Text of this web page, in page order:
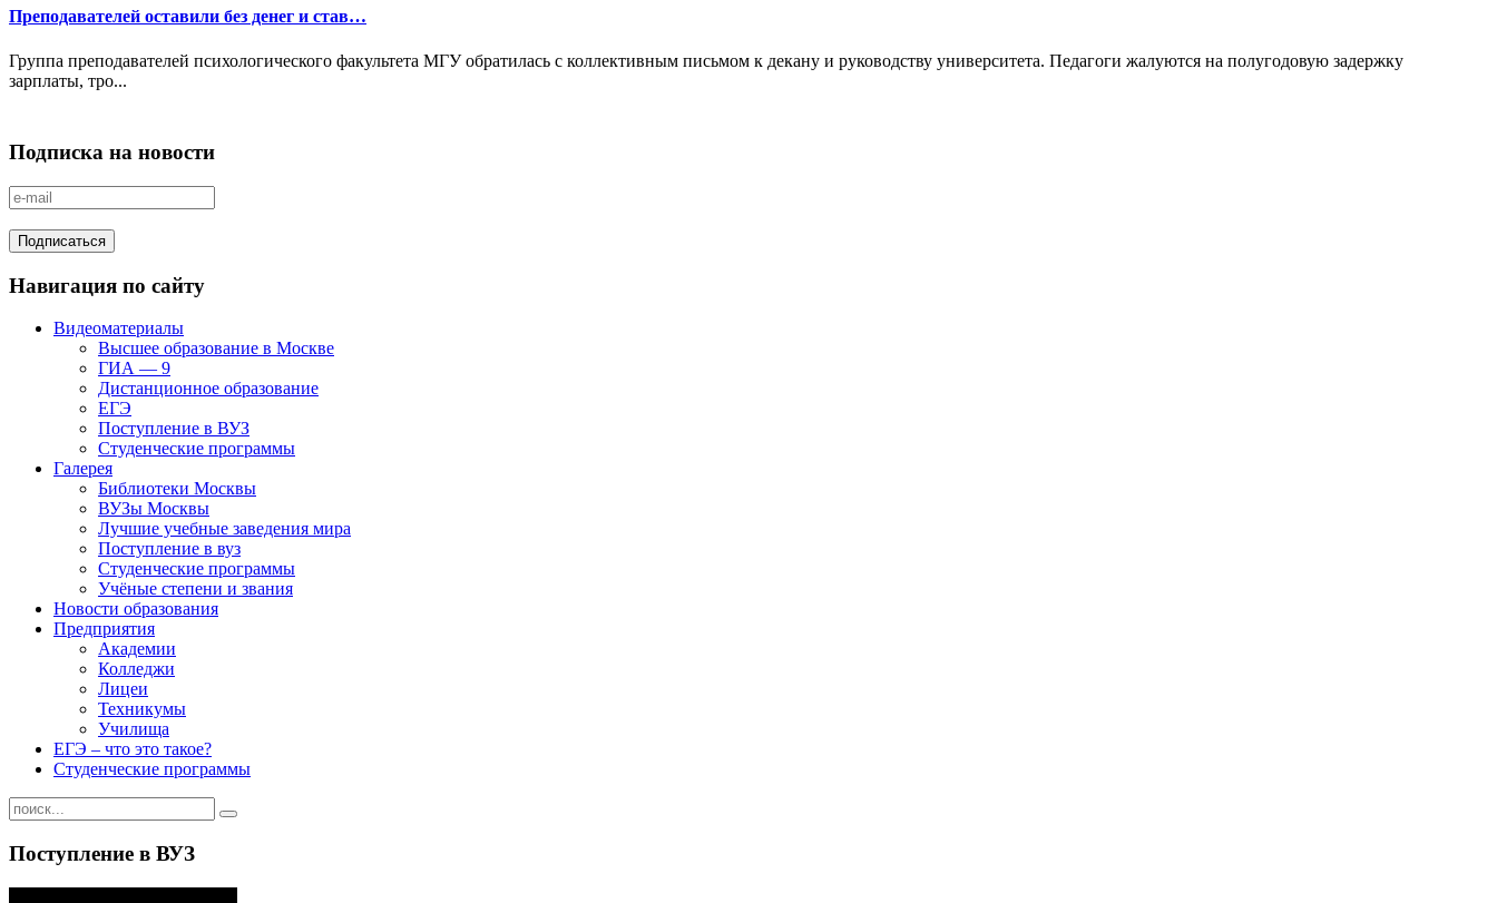
Преподавателей оставили без денег и став…
Группа преподавателей психологического факультета МГУ обратилась с коллективным письмом к декану и руководству университета. Педагоги жалуются на полугодовую задержку
зарплаты, тро...
Подписка на новости
Навигация по сайту
Видеоматериалы
Высшее образование в Москве
ГИА — 9
Дистанционное образование
ЕГЭ
Поступление в ВУЗ
Студенческие программы
Галерея
Библиотеки Москвы
ВУЗы Москвы
Лучшие учебные заведения мира
Поступление в вуз
Студенческие программы
Учёные степени и звания
Новости образования
Предприятия
Академии
Колледжи
Лицеи
Техникумы
Училища
ЕГЭ – что это такое?
Студенческие программы
Поступление в ВУЗ